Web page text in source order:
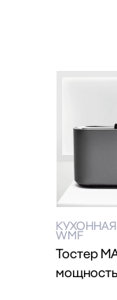
WMF
Тостер